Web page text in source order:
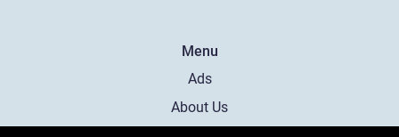
Menu
Ads
About Us